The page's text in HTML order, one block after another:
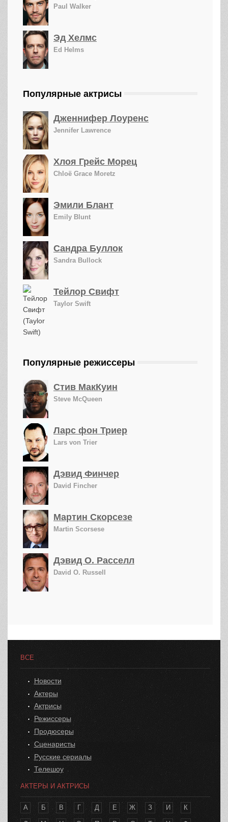
Paul Walker
Эд Хелмс
Ed Helms
Популярные актрисы
Дженнифер Лоуренс
Jennifer Lawrence
Хлоя Грейс Морец
Chloë Grace Moretz
Эмили Блант
Emily Blunt
Сандра Буллок
Sandra Bullock
Тейлор Свифт
Taylor Swift
Популярные режиссеры
Стив МакКуин
Steve McQueen
Ларс фон Триер
Lars von Trier
Дэвид Финчер
David Fincher
Мартин Скорсезе
Martin Scorsese
Дэвид О. Расселл
David O. Russell
ВСЕ
Новости
Актеры
Актрисы
Режиссеры
Продюсеры
Сценаристы
Русские сериалы
Телешоу
АКТЕРЫ И АКТРИСЫ
А Б В Г Д Е Ж З И К